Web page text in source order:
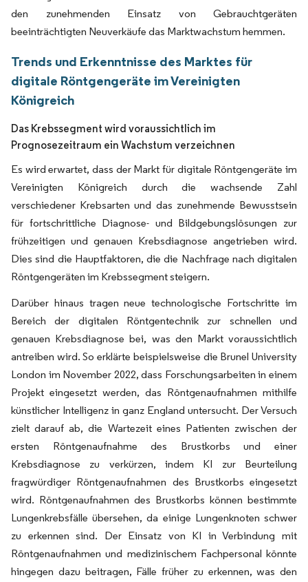
den zunehmenden Einsatz von Gebrauchtgeräten
beeinträchtigten Neuverkäufe das Marktwachstum hemmen.
Trends und Erkenntnisse des Marktes für
digitale Röntgengeräte im Vereinigten
Königreich
Das Krebssegment wird voraussichtlich im
Prognosezeitraum ein Wachstum verzeichnen
Es wird erwartet, dass der Markt für digitale Röntgengeräte im
Vereinigten Königreich durch die wachsende Zahl
verschiedener Krebsarten und das zunehmende Bewusstsein
für fortschrittliche Diagnose- und Bildgebungslösungen zur
frühzeitigen und genauen Krebsdiagnose angetrieben wird.
Dies sind die Hauptfaktoren, die die Nachfrage nach digitalen
Röntgengeräten im Krebssegment steigern.
Darüber hinaus tragen neue technologische Fortschritte im
Bereich der digitalen Röntgentechnik zur schnellen und
genauen Krebsdiagnose bei, was den Markt voraussichtlich
antreiben wird. So erklärte beispielsweise die Brunel University
London im November 2022, dass Forschungsarbeiten in einem
Projekt eingesetzt werden, das Röntgenaufnahmen mithilfe
künstlicher Intelligenz in ganz England untersucht. Der Versuch
zielt darauf ab, die Wartezeit eines Patienten zwischen der
ersten Röntgenaufnahme des Brustkorbs und einer
Krebsdiagnose zu verkürzen, indem KI zur Beurteilung
fragwürdiger Röntgenaufnahmen des Brustkorbs eingesetzt
wird. Röntgenaufnahmen des Brustkorbs können bestimmte
Lungenkrebsfälle übersehen, da einige Lungenknoten schwer
zu erkennen sind. Der Einsatz von KI in Verbindung mit
Röntgenaufnahmen und medizinischem Fachpersonal könnte
hingegen dazu beitragen, Fälle früher zu erkennen, was den